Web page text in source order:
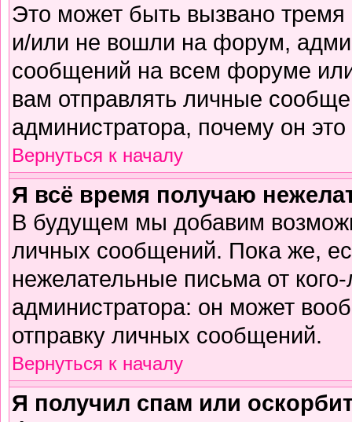
Это может быть вызвано
и/или не вошли на форум,
сообщений на всем форуме
вам отправлять личные
администратора, почему он
Вернуться к началу
Я всё время получаю
В будущем мы добавим
личных сообщений. Пока же,
нежелательные письма от
администратора: он может
отправку личных сообщений.
Вернуться к началу
Я получил спам или